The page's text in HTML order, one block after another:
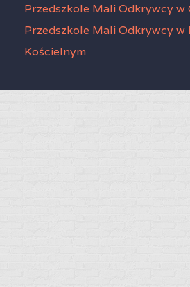
Przedszkole Mali Odkrywcy w
Przedszkole Mali Odkrywcy w
Kościelnym